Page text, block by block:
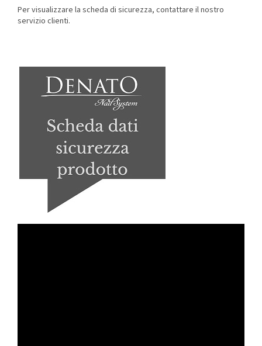
Per visualizzare la scheda di sicurezza, contattare il nostro
servizio clienti.